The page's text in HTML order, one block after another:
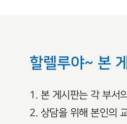
할렐루야~ 본
1. 본 게시판는 각 부서
2. 상담을 위해 본인의